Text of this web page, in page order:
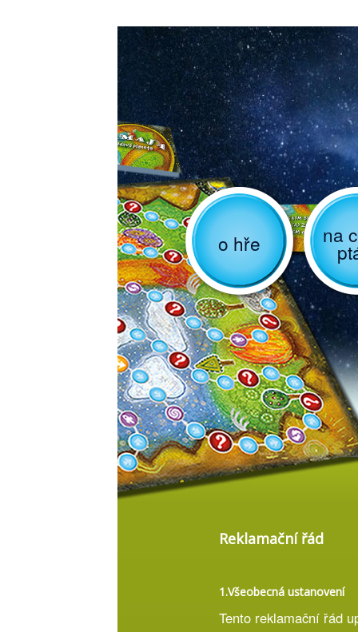
o hře na
Reklamační řád
1.Všeobecná ustanovení
Tento reklamační řád